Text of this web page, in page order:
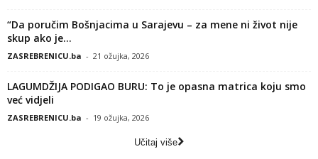
“Da poručim Bošnjacima u Sarajevu – za mene ni život nije
skup ako je...
ZASREBRENICU.ba - 21 ožujka, 2026
LAGUMDŽIJA PODIGAO BURU: To je opasna matrica koju smo
već vidjeli
ZASREBRENICU.ba - 19 ožujka, 2026
Učitaj više